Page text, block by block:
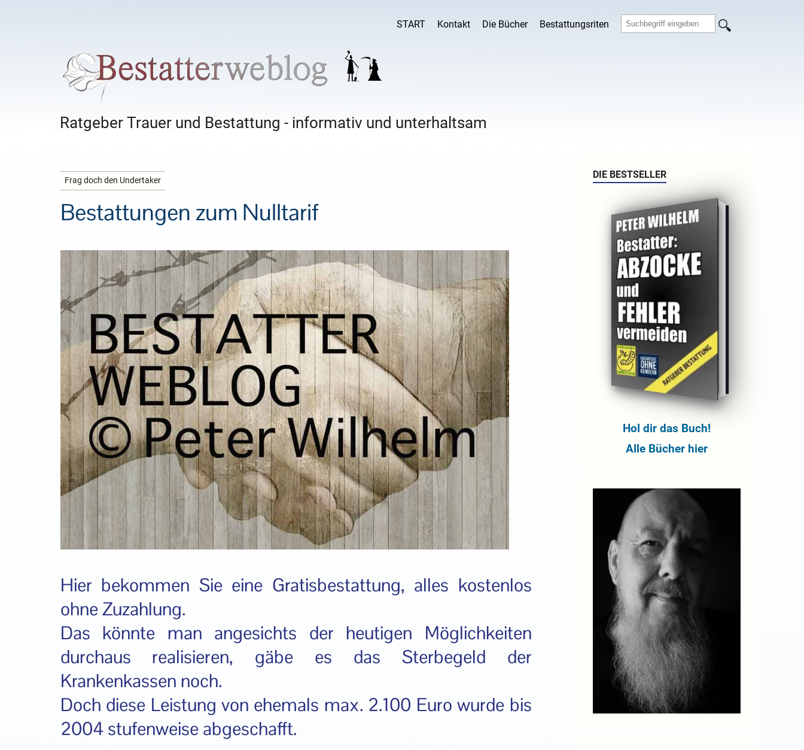
START Kontakt Die Bücher Bestattungsriten
Ratgeber Trauer und Bestattung - informativ und unterhaltsam
Frag doch den Undertaker
Bestattungen zum Nulltarif
Hier bekommen Sie eine Gratisbestattung, alles kostenlos
ohne Zuzahlung.
Das könnte man angesichts der heutigen Möglichkeiten
durchaus realisieren, gäbe es das Sterbegeld der
Krankenkassen noch.
Doch diese Leistung von ehemals max. 2.100 Euro wurde bis
2004 stufenweise abgeschafft.
DIE BESTSELLER
Hol dir das Buch!
Alle Bücher hier